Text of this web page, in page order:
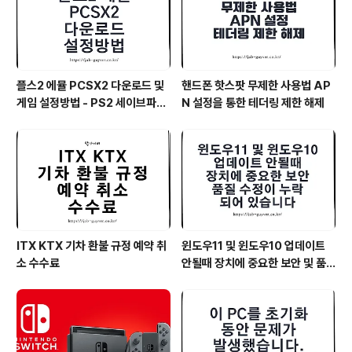
플스2 에뮬 PCSX2 다운로드 및
게임 설정방법 - PS2 세이브파일
핸드폰 핫스팟 무제한 사용법 AP
N 설정을 통한 테더링 제한 해제
ITX KTX 기차 환불 규정 예약 취
소 수수료
윈도우11 및 윈도우10 업데이트
안될때 장치에 중요한 보안 및 품